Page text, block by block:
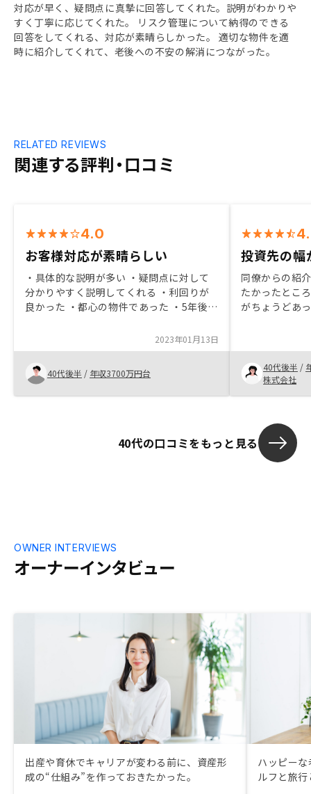
対応が早く、疑問点に真摯に回答してくれた。説明がわかりや
すく丁寧に応じてくれた。 リスク管理について納得のできる
回答をしてくれる、対応が素晴らしかった。 適切な物件を適
時に紹介してくれて、老後への不安の解消につながった。
関連する評判・口コミ
RELATED REVIEWS
4.0
お客様対応が素晴らしい
・具体的な説明が多い ・疑問点に対して
分かりやすく説明してくれる ・利回りが
良かった ・都心の物件であった ・5年後高
・押上という立地の良さがあったため ・
大阪の物件は安かった ・資金をいれずに
ローンを組めた
2023年01月13日
40代後半 / 年収3700万円台
投資先の幅
同僚からの紹
たかったとこ
がちょうどあ
が広がるので
プリで非常に
とても良い
40代後半 /
株式会社
40代の口コミをもっと見る
オーナーインタビュー
OWNER INTERVIEWS
出産や育休でキャリアが変わる前に、資産形
成の“仕組み”を作っておきたかった。
ハッピー
ルフと旅